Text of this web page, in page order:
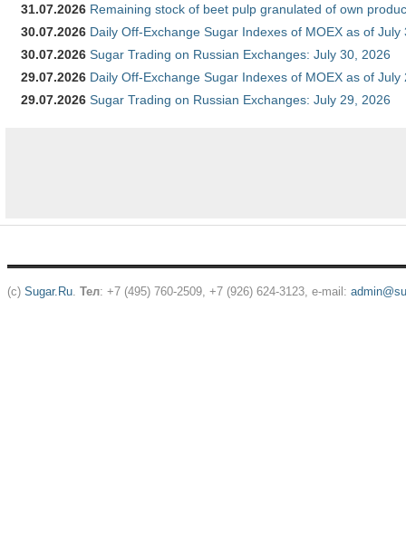
31.07.2026 Remaining stock of beet pulp granulated of own
30.07.2026 Daily Off-Exchange Sugar Indexes of MOEX as of July
30.07.2026 Sugar Trading on Russian Exchanges: July 30, 2026
29.07.2026 Daily Off-Exchange Sugar Indexes of MOEX as of July
29.07.2026 Sugar Trading on Russian Exchanges: July 29, 2026
(c) Sugar.Ru. Тел: +7 (495) 760-2509, +7 (926) 624-3123, e-mail: